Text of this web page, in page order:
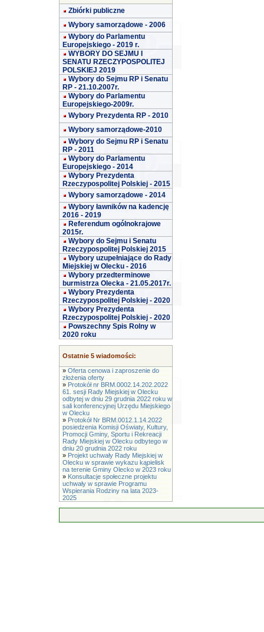
Zbiórki publiczne
Wybory samorządowe - 2006
Wybory do Parlamentu
Europejskiego - 2019 r.
WYBORY DO SEJMU I
SENATU RZECZYPOSPOLITEJ
POLSKIEJ 2019
Wybory do Sejmu RP i Senatu
RP - 21.10.2007r.
Wybory do Parlamentu
Europejskiego-2009r.
Wybory Prezydenta RP - 2010
Wybory samorządowe-2010
Wybory do Sejmu RP i Senatu
RP - 2011
Wybory do Parlamentu
Europejskiego - 2014
Wybory Prezydenta
Rzeczypospolitej Polskiej - 2015
Wybory samorządowe - 2014
Wybory ławników na kadencję
2016 - 2019
Referendum ogólnokrajowe
2015r.
Wybory do Sejmu i Senatu
Rzeczypospolitej Polskiej 2015
Wybory uzupełniające do Rady
Miejskiej w Olecku - 2016
Wybory przedterminowe
burmistrza Olecka - 21.05.2017r.
Wybory Prezydenta
Rzeczypospolitej Polskiej - 2020
Wybory Prezydenta
Rzeczypospolitej Polskiej - 2020
Powszechny Spis Rolny w
2020 roku
Ostatnie 5 wiadomości:
» Oferta cenowa i zaproszenie do
złożenia oferty
» Protokół nr BRM.0002.14.202.2022
61. sesji Rady Miejskiej w Olecku
odbytej w dniu 29 grudnia 2022 roku w
sali konferencyjnej Urzędu Miejskiego
w Olecku
» Protokół Nr BRM.0012.1.14.2022
posiedzenia Komisji Oświaty, Kultury,
Promocji Gminy, Sportu i Rekreacji
Rady Miejskiej w Olecku odbytego w
dniu 20 grudnia 2022 roku
» Projekt uchwały Rady Miejskiej w
Olecku w sprawie wykazu kąpielisk
na terenie Gminy Olecko w 2023 roku
» Konsultacje społeczne projektu
uchwały w sprawie Programu
Wspierania Rodziny na lata 2023-
2025